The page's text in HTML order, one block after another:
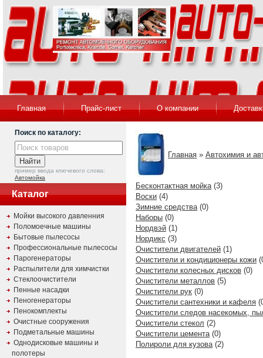
Главная Прайс-лист О компании
Поиск по каталогу:
пример ввода ключевого слова:
Автомойка
Каталог
Мойки высокого давленния
Поломоечные машины
Бытовые пылесосы
Профессиональные пылесосы
Парогенераторы
Распылители для химчистки
Стеклоочистители
Пенные насадки
Пеногенераторы
Пенокомплекты
Очистные сооружения
Подметальные машины
Однодисковые машины и
полотеры
Главная » Автохимия и
Бесконтактная мойка(3)
Воски (4)
Зимние средства(0)
Наборы (0)
Нордвэй (1)
Нордикс (3)
Очистители двигателей (1)
Очистители и кондиционеры кожи
Очистители колесных дисков (0)
Очистители металлов (5)
Очистители рук (0)
Очистители сантехники и кафеля
Очистители следов насекомых,
Очистители стекол (2)
Очистители цемента(0)
Полироли для кузова(2)